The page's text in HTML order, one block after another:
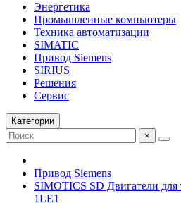
Энергетика
Промышленные компьютеры
Техника автоматизации
SIMATIC
Привод Siemens
SIRIUS
Решения
Сервис
Категории
×
Привод Siemens
SIMOTICS SD Двигатели
1LE1